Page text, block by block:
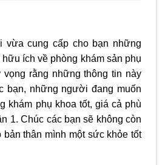
vừa cung cấp cho bạn những
hữu ích về phòng khám sản phụ
vọng rằng những thông tin này
bạn, những người đang muốn
khám phụ khoa tốt, giá cả phù
1. Chúc các bạn sẽ không còn
bản thân mình một sức khỏe tốt